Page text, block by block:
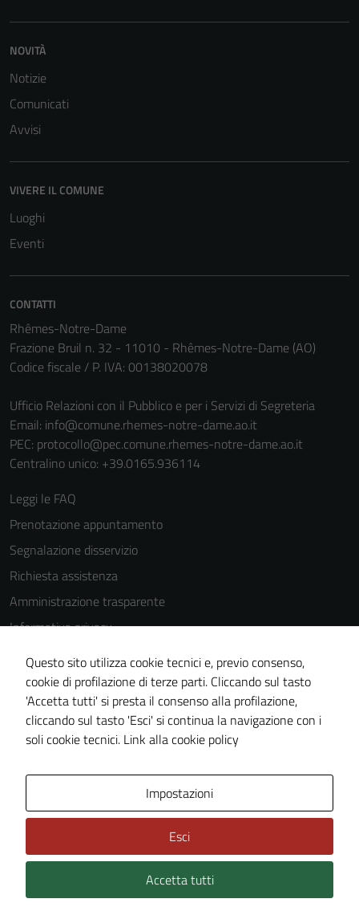
NOVITÀ
Notizie
Comunicati
Avvisi
VIVERE IL COMUNE
Luoghi
Eventi
CONTATTI
Rhêmes-Notre-Dame
Frazione Bruil n. 32 - 11010 - Rhêmes-Notre-Dame (AO)
Codice fiscale / P. IVA: 00138020078
Ufficio Relazioni con il Pubblico e per i Servizi di Segreteria
Email: info@comune.rhemes-notre-dame.ao.it
PEC: protocollo@pec.comune.rhemes-notre-dame.ao.it
Centralino unico: +39.0165.936114
Leggi le FAQ
Prenotazione appuntamento
Segnalazione disservizio
Richiesta assistenza
Amministrazione trasparente
Informativa privacy
Cookie Policy
Note legali
Dichiarazione di accessibilità
Piano di miglioramento del sito
Technical Design s.r.l.
Questo sito utilizza cookie tecnici e, previo consenso,
cookie di profilazione di terze parti. Cliccando sul tasto
'Accetta tutti' si presta il consenso alla profilazione,
cliccando sul tasto 'Esci' si continua la navigazione con i
soli cookie tecnici. Link alla cookie policy
Impostazioni
Esci
Accetta tutti
Questi cookie
sono necessari
per il
personali.